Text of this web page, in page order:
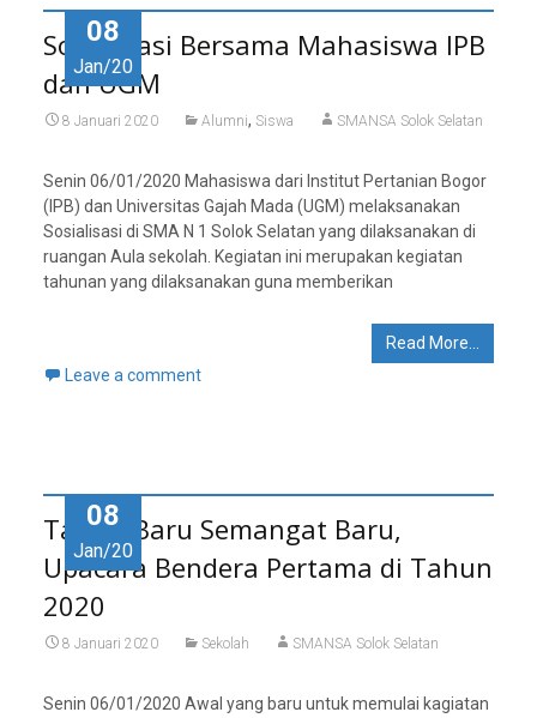
08
Jan/20
Sosialisasi Bersama Mahasiswa IPB
dan UGM
8 Januari 2020 Alumni, Siswa SMANSA Solok Selatan
Senin 06/01/2020 Mahasiswa dari Institut Pertanian Bogor
(IPB) dan Universitas Gajah Mada (UGM) melaksanakan
Sosialisasi di SMA N 1 Solok Selatan yang dilaksanakan di
ruangan Aula sekolah. Kegiatan ini merupakan kegiatan
tahunan yang dilaksanakan guna memberikan
Read More…
Leave a comment
08
Jan/20
Tahun Baru Semangat Baru,
Upacara Bendera Pertama di Tahun
2020
8 Januari 2020 Sekolah SMANSA Solok Selatan
Senin 06/01/2020 Awal yang baru untuk memulai kagiatan